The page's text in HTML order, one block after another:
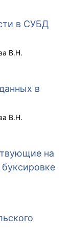
в СУБД
В.Н.
в
В.Н.
на